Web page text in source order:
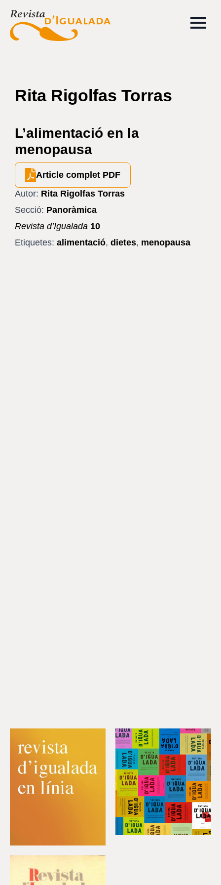
Rita Rigolfas Torras
L’alimentació en la
menopausa
Article complet PDF
Autor: Rita Rigolfas Torras
Secció: Panoràmica
Revista d’Igualada 10
Etiquetes: alimentació, dietes, menopausa